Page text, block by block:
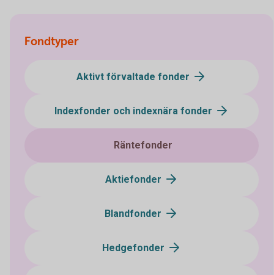
Fondtyper
Aktivt förvaltade fonder
Indexfonder och indexnära fonder
Räntefonder
Aktiefonder
Blandfonder
Hedgefonder